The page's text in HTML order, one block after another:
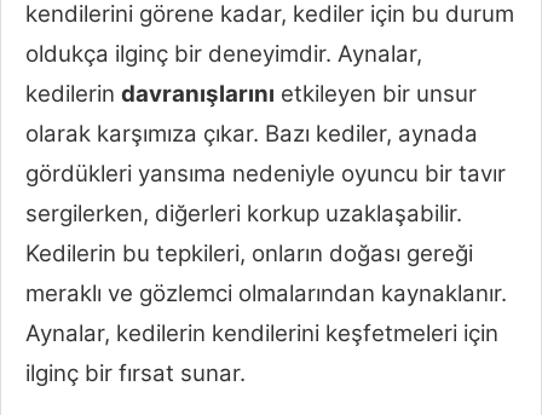
kendilerini görene kadar, kediler için bu durum
oldukça ilginç bir deneyimdir. Aynalar,
kedilerin davranışlarını etkileyen bir unsur
olarak karşımıza çıkar. Bazı kediler, aynada
gördükleri yansıma nedeniyle oyuncu bir tavır
sergilerken, diğerleri korkup uzaklaşabilir.
Kedilerin bu tepkileri, onların doğası gereği
meraklı ve gözlemci olmalarından kaynaklanır.
Aynalar, kedilerin kendilerini keşfetmeleri için
ilginç bir fırsat sunar.